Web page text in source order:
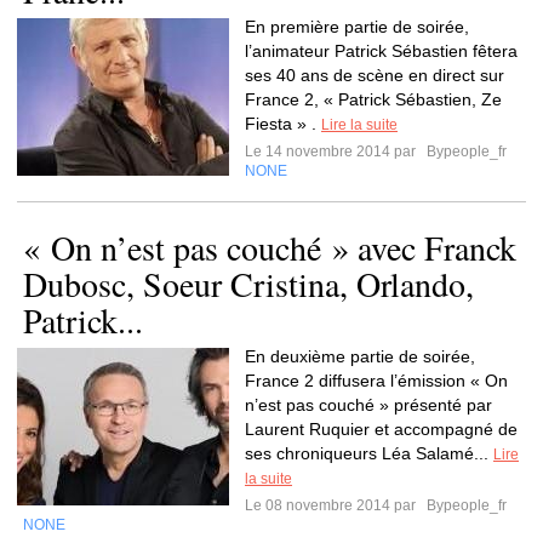
En première partie de soirée,
l’animateur Patrick Sébastien fêtera
ses 40 ans de scène en direct sur
France 2, « Patrick Sébastien, Ze
Fiesta » .
Lire la suite
Le 14 novembre 2014 par
Bypeople_fr
NONE
« On n’est pas couché » avec Franck
Dubosc, Soeur Cristina, Orlando,
Patrick...
En deuxième partie de soirée,
France 2 diffusera l’émission « On
n’est pas couché » présenté par
Laurent Ruquier et accompagné de
ses chroniqueurs Léa Salamé...
Lire
la suite
Le 08 novembre 2014 par
Bypeople_fr
NONE